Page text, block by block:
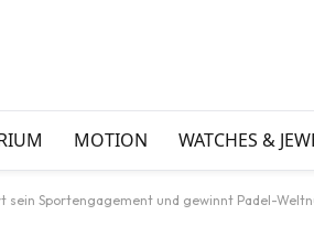
MOTION WATCHES &
sein Sportengagement und gewinnt Padel-